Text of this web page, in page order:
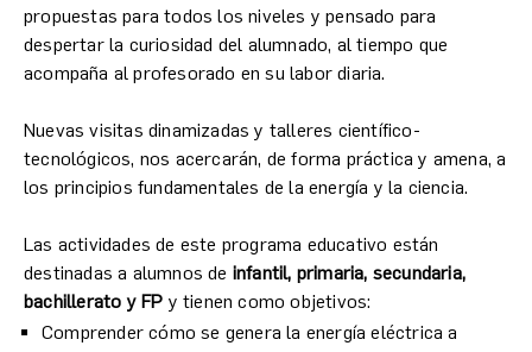
propuestas para todos los niveles y pensado para
despertar la curiosidad del alumnado, al tiempo que
acompaña al profesorado en su labor diaria.
Nuevas visitas dinamizadas y talleres científico-
tecnológicos, nos acercarán, de forma práctica y amena, a
los principios fundamentales de la energía y la ciencia.
Las actividades de este programa educativo están
destinadas a alumnos de infantil, primaria, secundaria,
bachillerato y FP y tienen como objetivos:
Comprender cómo se genera la energía eléctrica a